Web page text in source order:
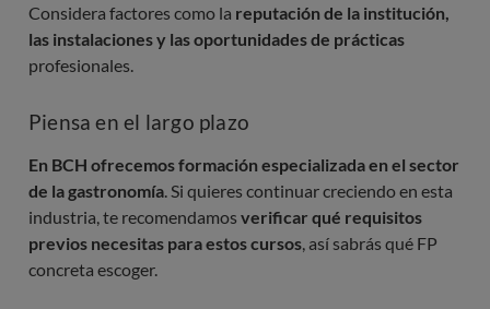
Considera factores como la reputación de la institución,
las instalaciones y las oportunidades de prácticas
profesionales.
Piensa en el largo plazo
En BCH ofrecemos formación especializada en el sector
de la gastronomía. Si quieres continuar creciendo en esta
industria, te recomendamos verificar qué requisitos
previos necesitas para estos cursos, así sabrás qué FP
concreta escoger.